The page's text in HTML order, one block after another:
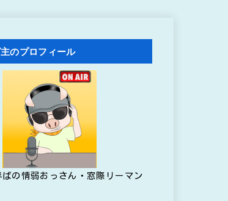
のプロフィール
ばの情弱おっさん・窓際リーマン